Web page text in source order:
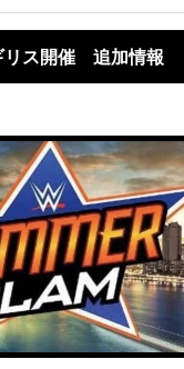
リス開催 追加情報